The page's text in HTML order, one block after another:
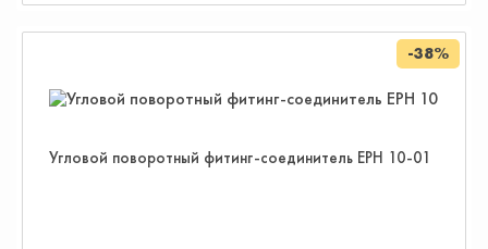
Угловой поворотный фитинг-соединитель EPH 10-01
-38%